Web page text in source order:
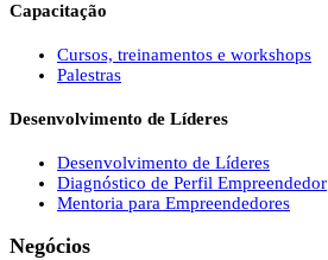
Capacitação
Cursos, treinamentos e workshops
Palestras
Desenvolvimento de Líderes
Desenvolvimento de Líderes
Diagnóstico de Perfil Empreendedor
Mentoria para Empreendedores
Negócios